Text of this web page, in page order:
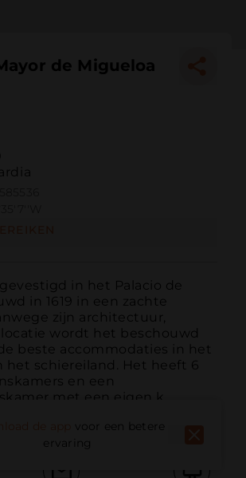
de Migueloa
in het Palacio de
in 1619 in een zachte
zijn architectuur,
wordt het beschouwd
beste accommodaties in het
het schiereiland. Het heeft 6
en een
met een eigen k...
voor een betere
ervaring